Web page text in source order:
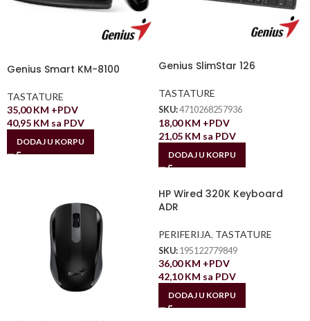
Genius Smart KM-8100
TASTATURE
35,00KM +PDV
40,95 KM sa PDV
DODAJ U KORPU
Genius SlimStar 126
TASTATURE
SKU:4710268257936
18,00KM +PDV
21,05 KM sa PDV
DODAJ U KORPU
HP Wired 320K Keyboard
ADR
PERIFERIJA, TASTATURE
SKU: 195122779849
36,00KM +PDV
42,10KM sa PDV
DODAJ U KORPU